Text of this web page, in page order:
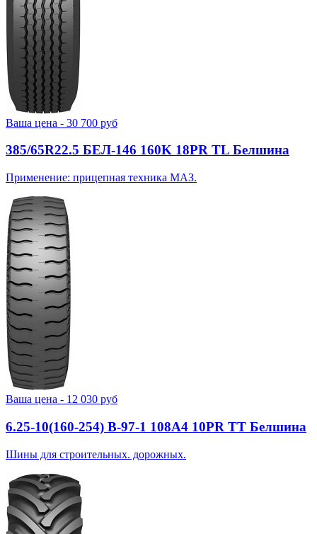
Ваша цена - 30 700 руб
385/65R22.5 БЕЛ-146 160K 18PR TL Белшина
Применение: прицепная техника МАЗ.
Ваша цена - 12 030 руб
6.25-10(160-254) В-97-1 108A4 10PR TT Белшина
Шины для строительных. дорожных.